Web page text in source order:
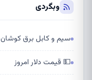
وبگردی
سیم و کابل برق کوشان
💵 قیمت دلار امروز